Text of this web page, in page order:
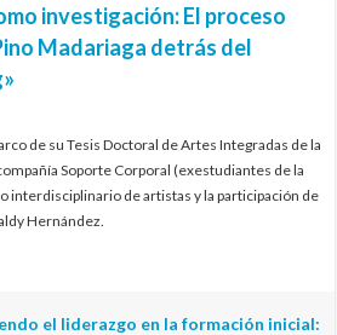
investigación: El proceso
Madariaga detrás del
de su Tesis Doctoral de Artes Integradas de la
Soporte Corporal (exestudiantes de la
interdisciplinario de artistas y la participación de
Hernández.
el liderazgo en la formación inicial: